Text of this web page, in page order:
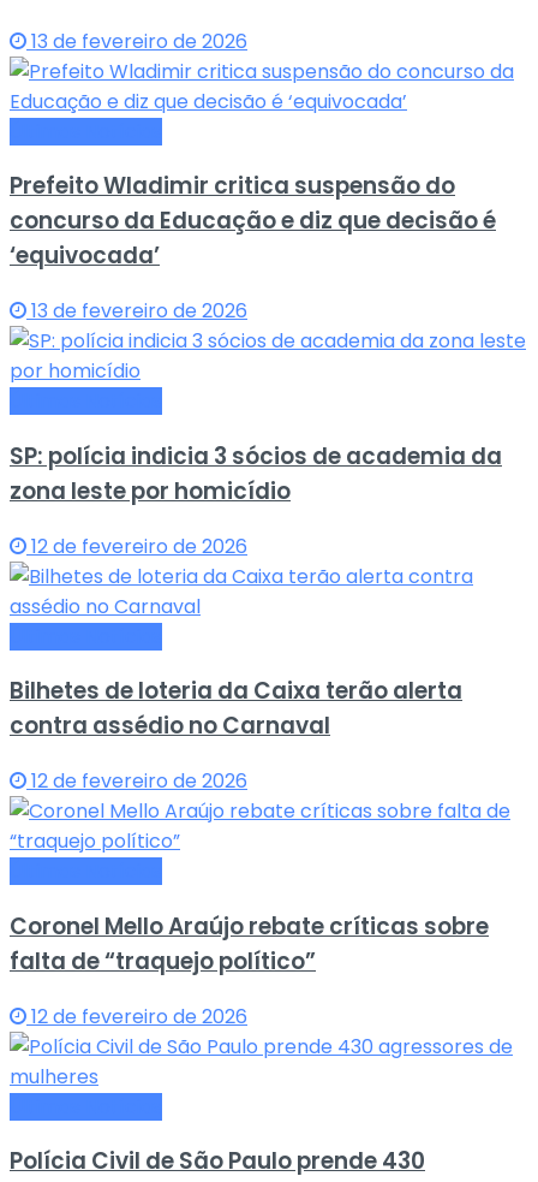
13 de fevereiro de 2026
Prefeito Wladimir critica suspensão do
concurso da Educação e diz que decisão é
‘equivocada’
13 de fevereiro de 2026
SP: polícia indicia 3 sócios de academia da
zona leste por homicídio
12 de fevereiro de 2026
Bilhetes de loteria da Caixa terão alerta
contra assédio no Carnaval
12 de fevereiro de 2026
Coronel Mello Araújo rebate críticas sobre
falta de “traquejo político”
12 de fevereiro de 2026
Polícia Civil de São Paulo prende 430